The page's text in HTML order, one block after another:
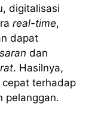
digitalisasi
real-time,
dapat
dan
. Hasilnya,
terhadap
pelanggan.